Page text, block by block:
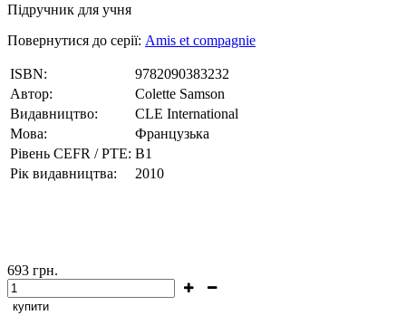
Підручник для учня
Повернутися до серії: Amis et compagnie
ISBN:
9782090383232
Автор:
Colette Samson
Видавництво:
CLE International
Мова:
Французька
Рівень CEFR / PTE: В1
Рік видавництва:
2010
693 грн.
купити